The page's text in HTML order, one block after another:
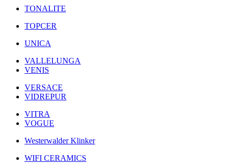
TONALITE
TOPCER
UNICA
VALLELUNGA
VENIS
VERSACE
VIDREPUR
VITRA
VOGUE
Westerwalder Klinker
WIFI CERAMICS